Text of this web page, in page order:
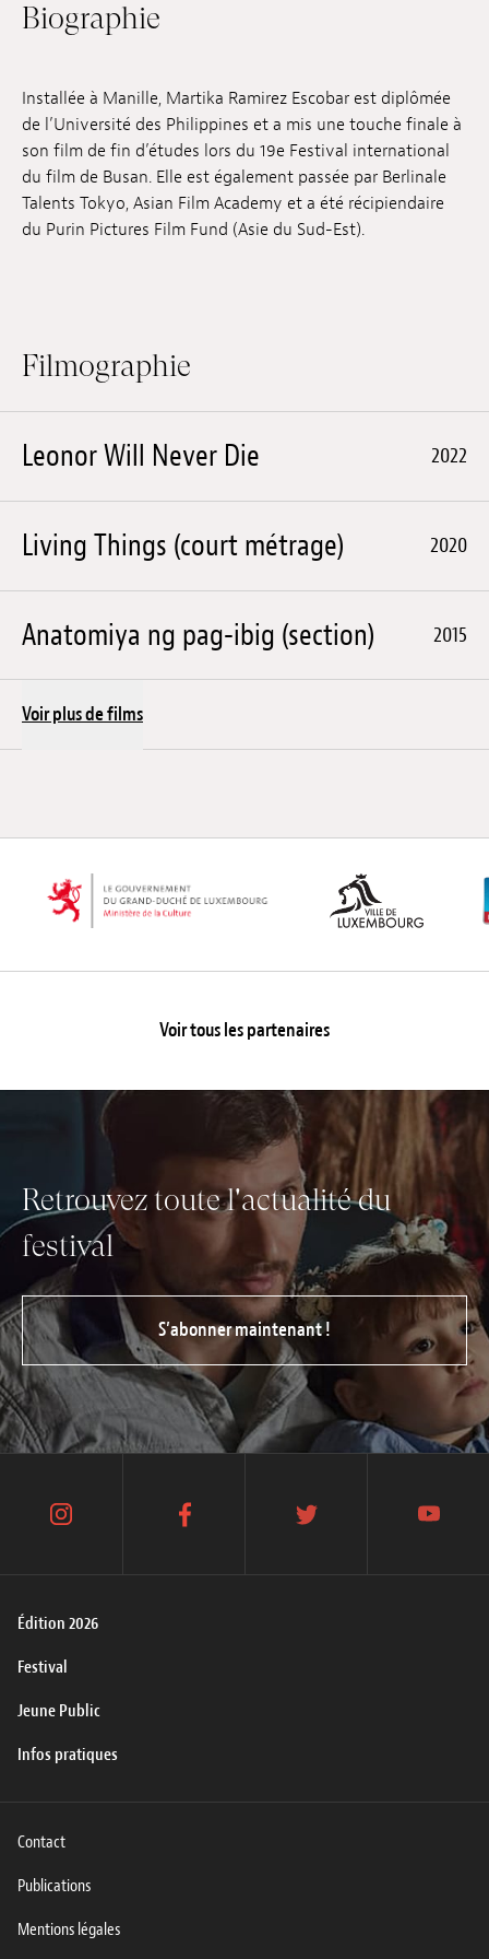
Emplois
Archives
Publications
Biographie
Installée à Manille, Martika Ramirez Escobar est diplômée
de l’Université des Philippines et a mis une touche finale à
son film de fin d’études lors du 19e Festival international
du film de Busan. Elle est également passée par Berlinale
Talents Tokyo, Asian Film Academy et a été récipiendaire
du Purin Pictures Film Fund (Asie du Sud-Est).
Filmographie
Leonor Will Never Die 2022
Living Things (court métrage) 2020
Anatomiya ng pag-ibig (section) 2015
Voir plus de films
Voir tous les partenaires
Retrouvez toute l'actualité du
festival
S’abonner maintenant !
Édition 2026
Festival
Jeune Public
Infos pratiques
instagram facebook twitter youtube
Contact
Publications
Mentions légales